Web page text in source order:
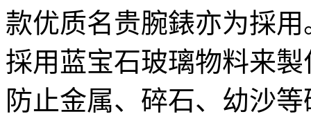
款优质名贵腕錶亦为採
採用蓝宝石玻璃物料来
防止金属、碎石、幼沙